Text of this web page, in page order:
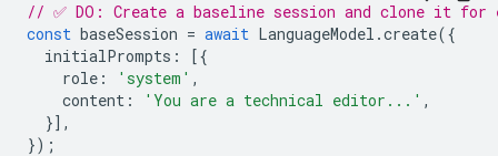
// ✅ DO: Create a baseline session and clone it for
const baseSession = await LanguageModel .create({
initialPrompts :
[{
role : 'system' ,
content : 'You are a technical editor...' ,
}],
});